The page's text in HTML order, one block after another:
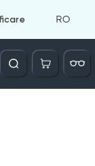
RO
Căutare